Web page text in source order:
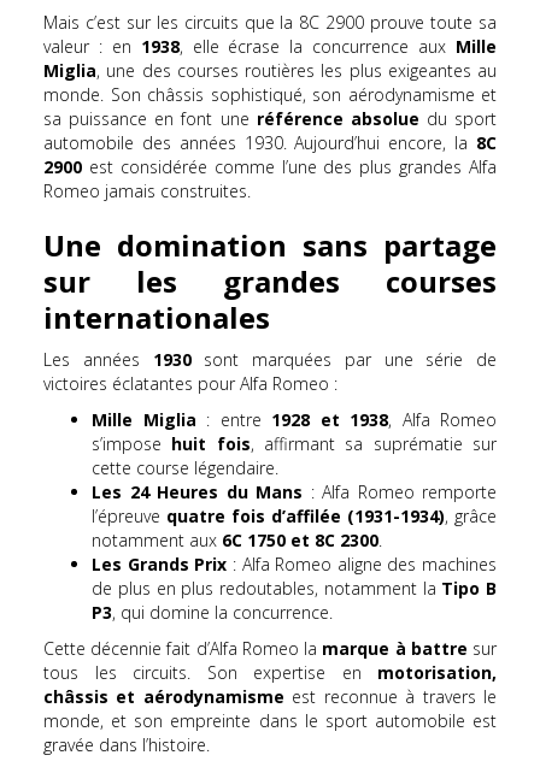
Mais c’est sur les circuits que la 8C 2900 prouve toute sa
valeur : en 1938, elle écrase la concurrence aux Mille
Miglia, une des courses routières les plus exigeantes au
monde. Son châssis sophistiqué, son aérodynamisme et
sa puissance en font une référence absolue du sport
automobile des années 1930. Aujourd’hui encore, la 8C
2900 est considérée comme l’une des plus grandes Alfa
Romeo jamais construites.
Une domination sans partage
sur les grandes courses
internationales
Les années 1930sont marquées par une série de
victoires éclatantes pour Alfa Romeo :
Mille Miglia : entre 1928 et 1938, Alfa Romeo
s’impose huit fois, affirmant sa suprématie sur
cette course légendaire.
Les 24 Heures du Mans : Alfa Romeo remporte
l’épreuve quatre fois d’affilée (1931-1934), grâce
notamment aux 6C 1750 et 8C 2300.
Les Grands Prix : Alfa Romeo aligne des machines
de plus en plus redoutables, notamment la Tipo B
P3, qui domine la concurrence.
Cette décennie fait d’Alfa Romeo la marque à battre sur
tous les circuits. Son expertise en motorisation,
châssis et aérodynamisme est reconnue à travers le
monde, et son empreinte dans le sport automobile est
gravée dans l’histoire.